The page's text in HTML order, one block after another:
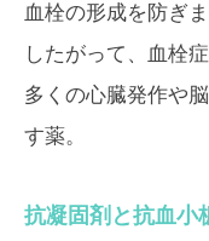
血栓の形成を防ぎま
したがって、血栓
多くの心臓発作や
す薬。
抗凝固剤と抗血小